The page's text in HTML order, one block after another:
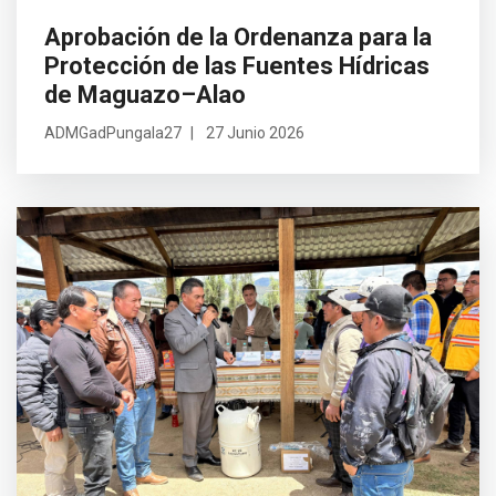
Aprobación de la Ordenanza para la
ADMGadPungala27 27 Junio 2026